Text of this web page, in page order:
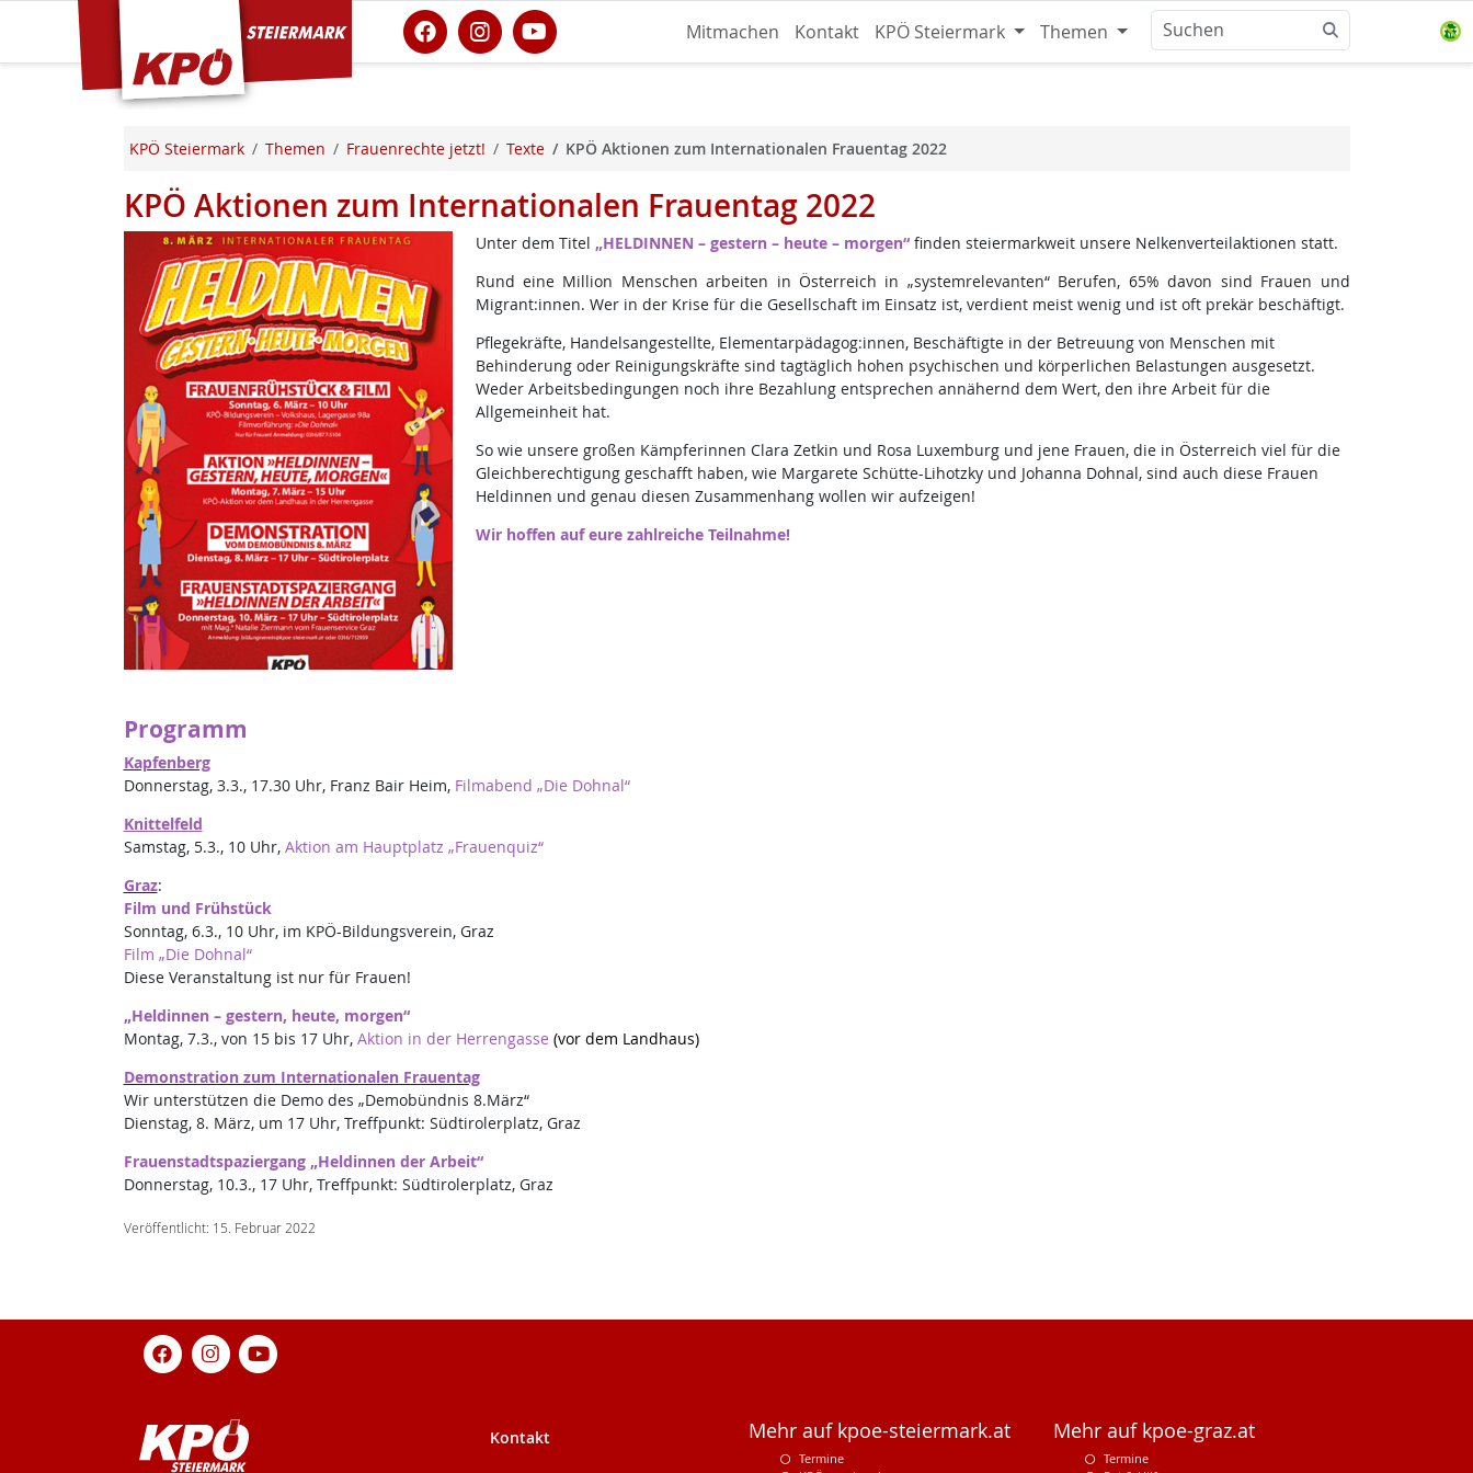
KPÖ Steiermark Mitmachen Kontakt KPÖ Steiermark Themen
KPÖ Steiermark Themen Frauenrechte jetzt! Texte KPÖ Aktionen zum Internationalen Frauentag 2022
KPÖ Aktionen zum Internationalen Frauentag 2022
Unter dem Titel „HELDINNEN – gestern – heute – morgen“finden steiermarkweit unsere Nelkenverteilaktionen statt.
Rund eine Million Menschen arbeiten in Österreich in „systemrelevanten“ Berufen, 65% davon sind Frauen und
Migrant:innen. Wer in der Krise für die Gesellschaft im Einsatz ist, verdient meist wenig und ist oft prekär beschäftigt.
Pflegekräfte, Handelsangestellte, Elementarpädagog:innen, Beschäftigte in der Betreuung von Menschen mit
Behinderung oder Reinigungskräfte sind tagtäglich hohen psychischen und körperlichen Belastungen ausgesetzt.
Weder Arbeitsbedingungen noch ihre Bezahlung entsprechen annähernd dem Wert, den ihre Arbeit für die
Allgemeinheit hat.
So wie unsere großen Kämpferinnen Clara Zetkin und Rosa Luxemburg und jene Frauen, die in Österreich viel für die
Gleichberechtigung geschafft haben, wie Margarete Schütte-Lihotzky und Johanna Dohnal, sind auch diese Frauen
Heldinnen und genau diesen Zusammenhang wollen wir aufzeigen!
Wir hoffen auf eure zahlreiche Teilnahme!
Programm
Kapfenberg
Donnerstag, 3.3., 17.30 Uhr, Franz Bair Heim, Filmabend „Die Dohnal“
Knittelfeld
Samstag, 5.3., 10 Uhr, Aktion am Hauptplatz „Frauenquiz“
Graz:
Film und Frühstück
Sonntag, 6.3., 10 Uhr, im KPÖ-Bildungsverein, Graz
Film „Die Dohnal“
Diese Veranstaltung ist nur für Frauen!
„Heldinnen – gestern, heute, morgen“
Montag, 7.3., von 15 bis 17 Uhr, Aktion in der Herrengasse (vor dem Landhaus)
Demonstration zum Internationalen Frauentag
Wir unterstützen die Demo des „Demobündnis 8.März“
Dienstag, 8. März, um 17 Uhr, Treffpunkt: Südtirolerplatz, Graz
Frauenstadtspaziergang „Heldinnen der Arbeit“
Donnerstag, 10.3., 17 Uhr, Treffpunkt: Südtirolerplatz, Graz
Veröffentlicht: 15. Februar 2022
Kontakt Mehr auf kpoe-steiermark.at
Termine
Mehr auf kpoe-graz.at
Termine